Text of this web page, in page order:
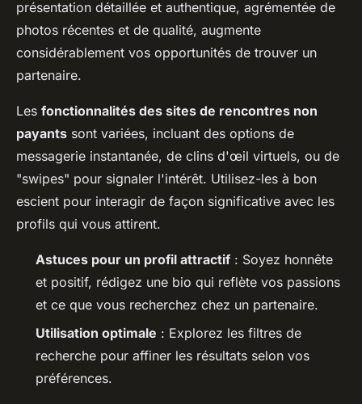
présentation détaillée et authentique, agrémentée de
photos récentes et de qualité, augmente
considérablement vos opportunités de trouver un
partenaire.
Les fonctionnalités des sites de rencontres non
payants sont variées, incluant des options de
messagerie instantanée, de clins d'œil virtuels, ou de
"swipes" pour signaler l'intérêt. Utilisez-les à bon
escient pour interagir de façon significative avec les
profils qui vous attirent.
Astuces pour un profil attractif : Soyez honnête
et positif, rédigez une bio qui reflète vos passions
et ce que vous recherchez chez un partenaire.
Utilisation optimale : Explorez les filtres de
recherche pour affiner les résultats selon vos
préférences.